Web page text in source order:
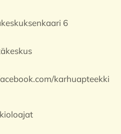
6
karhuapteekki